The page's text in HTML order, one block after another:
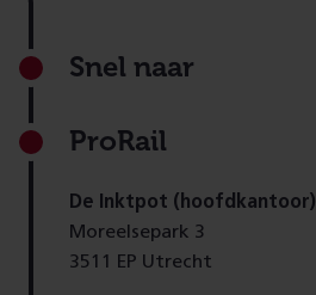
Footer
Snel naar
ProRail
De Inktpot (hoofdkantoor)
Moreelsepark 3
3511 EP Utrecht